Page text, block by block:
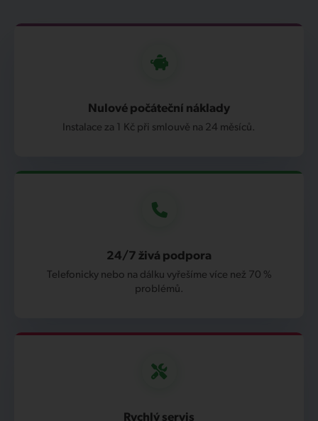
Nulové počáteční náklady
Instalace za 1 Kč při smlouvě na 24 měsíců.
24/7 živá podpora
Telefonicky nebo na dálku vyřešíme více než 70 %
problémů.
Rychlý servis